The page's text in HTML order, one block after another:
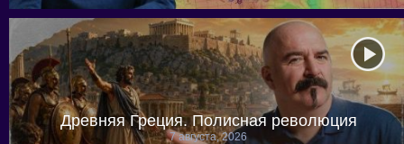
Древняя Греция. Полисная революция
7 августа, 2026